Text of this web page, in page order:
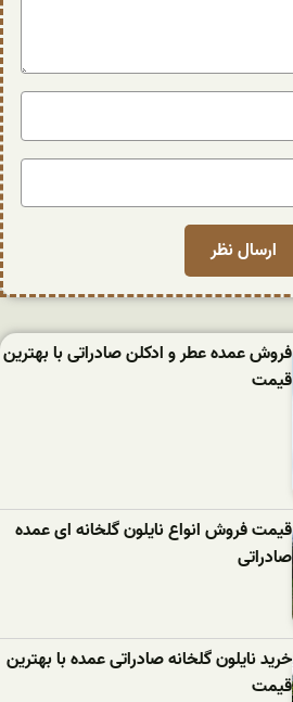
فروش عمده عطر و ادکلن صادراتی با بهترین
قیمت
قیمت فروش انواع نایلون گلخانه ای عمده
صادراتی
خرید نایلون گلخانه صادراتی عمده با بهترین
قیمت